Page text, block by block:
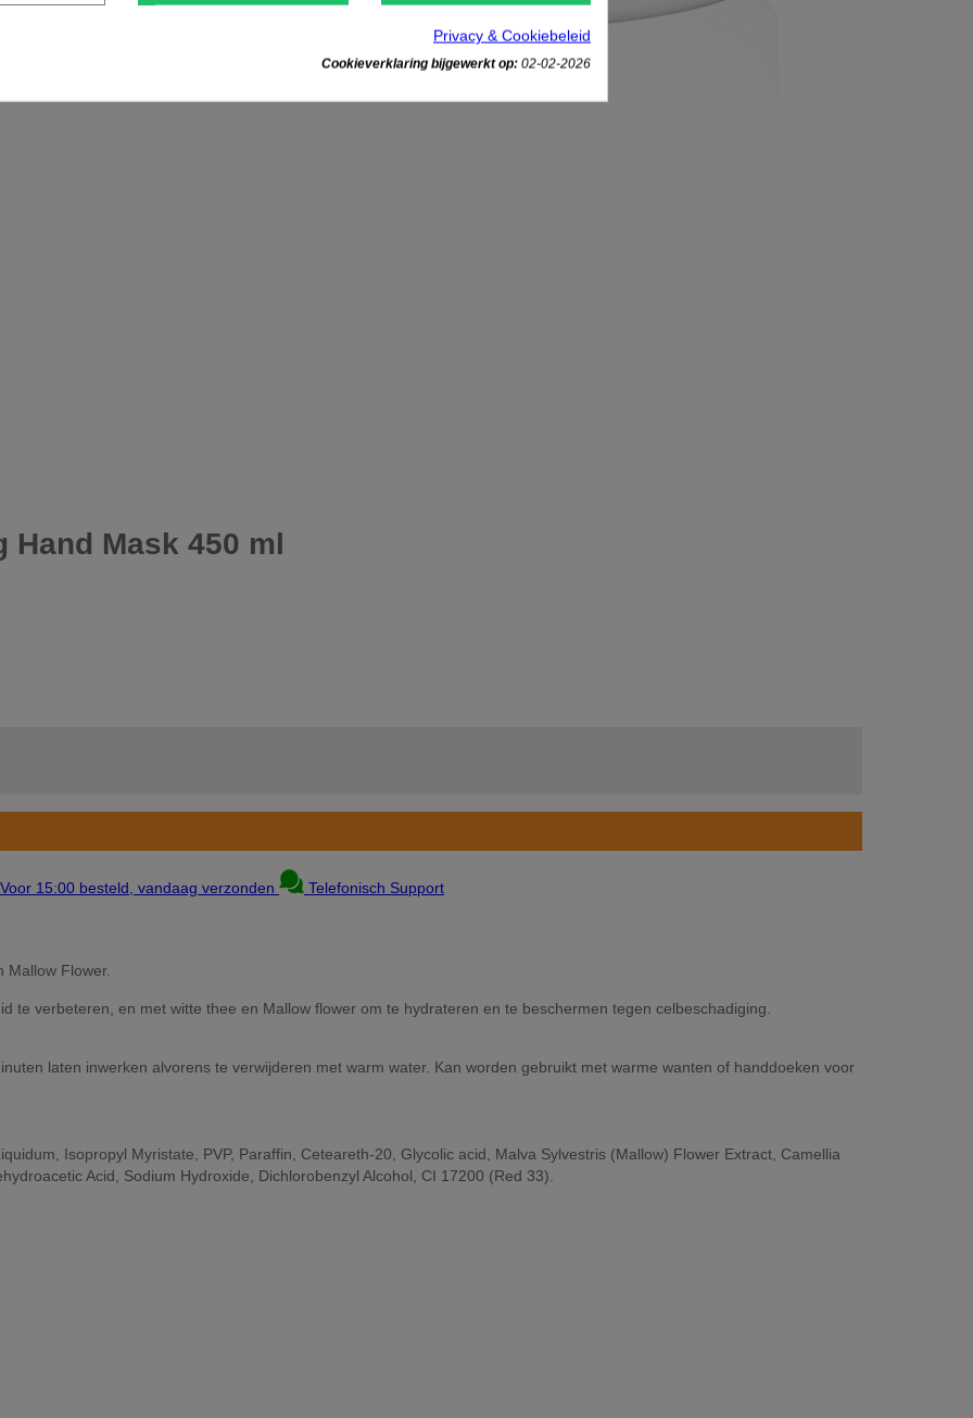
Hand Mask 450 ml
Voor 15:00 besteld, vandaag verzonden Telefonisch Support
Mallow Flower.
te verbeteren, en met witte thee en Mallow flower om te hydrateren en te beschermen tegen celbeschadiging.
laten inwerken alvorens te verwijderen met warm water. Kan worden gebruikt met warme wanten of handdoeken voor
Isopropyl Myristate, PVP, Paraffin, Ceteareth-20, Glycolic acid, Malva Sylvestris (Mallow) Flower Extract, Camellia
Acid, Sodium Hydroxide, Dichlorobenzyl Alcohol, CI 17200 (Red 33).
Privacy & Cookiebeleid
Cookieverklaring bijgewerkt op: 02-02-2026